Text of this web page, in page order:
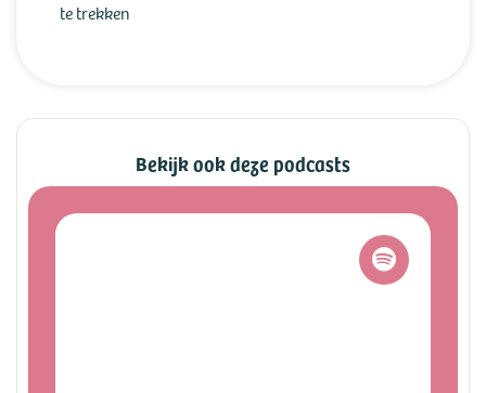
te trekken
Bekijk ook deze podcasts